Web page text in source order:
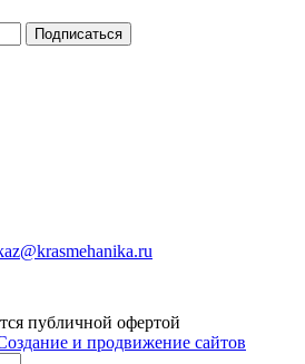
публичной офертой
и продвижение сайтов